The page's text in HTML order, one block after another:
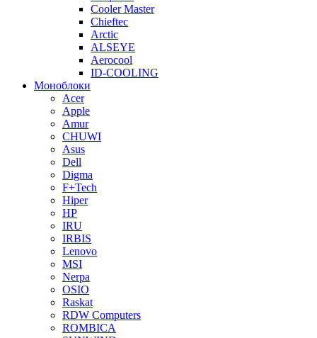
Cooler Master
Chieftec
Arctic
ALSEYE
Aerocool
ID-COOLING
Моноблоки
Acer
Apple
Amur
CHUWI
Asus
Dell
Digma
F+Tech
Hiper
HP
IRU
IRBIS
Lenovo
MSI
Nerpa
OSIO
Raskat
RDW Computers
ROMBICA